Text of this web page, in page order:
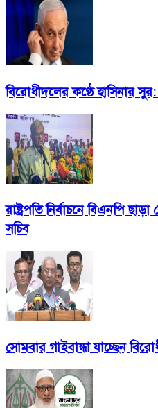
বিরোধীদলের কণ্ঠে হাসিনার
রাষ্ট্রপতি নির্বাচনে বিএনপি
সচিব
সোমবার গাইবান্ধা যাচ্ছেন